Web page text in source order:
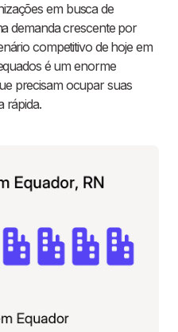
em busca de
demanda crescente por
competitivo de hoje em
é um enorme
precisam ocupar suas
rápida.